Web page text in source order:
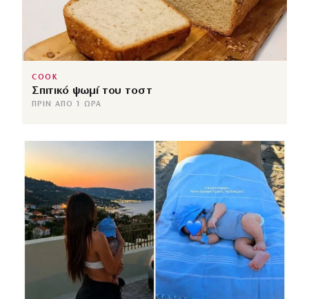
COOK
Σπιτικό ψωμί του τοστ
ΠΡΙΝ ΑΠΌ 1 ΏΡΑ